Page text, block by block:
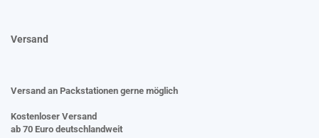
Versand
Versand an Packstationen gerne möglich
Kostenloser Versand
ab 70 Euro deutschlandweit